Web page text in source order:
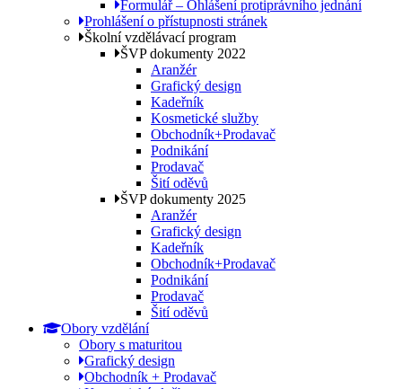
Formulář – Ohlášení protiprávního jednání
Prohlášení o přístupnosti stránek
Školní vzdělávací program
ŠVP dokumenty 2022
Aranžér
Grafický design
Kadeřník
Kosmetické služby
Obchodník+Prodavač
Podnikání
Prodavač
Šití oděvů
ŠVP dokumenty 2025
Aranžér
Grafický design
Kadeřník
Obchodník+Prodavač
Podnikání
Prodavač
Šití oděvů
Obory vzdělání
Obory s maturitou
Grafický design
Obchodník + Prodavač